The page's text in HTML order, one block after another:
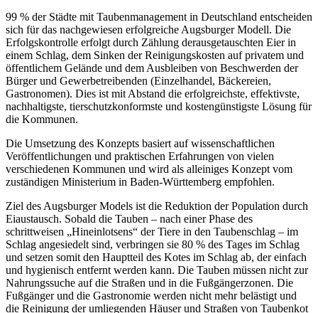
99 % der Städte mit Taubenmanagement in Deutschland entscheiden
sich für das nachgewiesen erfolgreiche Augsburger Modell. Die
Erfolgskontrolle erfolgt durch Zählung derausgetauschten Eier in
einem Schlag, dem Sinken der Reinigungskosten auf privatem und
öffentlichem Gelände und dem Ausbleiben von Beschwerden der
Bürger und Gewerbetreibenden (Einzelhandel, Bäckereien,
Gastronomen). Dies ist mit Abstand die erfolgreichste, effektivste,
nachhaltigste, tierschutzkonformste und kostengünstigste Lösung für
die Kommunen.
Die Umsetzung des Konzepts basiert auf wissenschaftlichen
Veröffentlichungen und praktischen Erfahrungen von vielen
verschiedenen Kommunen und wird als alleiniges Konzept vom
zuständigen Ministerium in Baden-Württemberg empfohlen.
Ziel des Augsburger Models ist die Reduktion der Population durch
Eiaustausch. Sobald die Tauben – nach einer Phase des
schrittweisen „Hineinlotsens“ der Tiere in den Taubenschlag – im
Schlag angesiedelt sind, verbringen sie 80 % des Tages im Schlag
und setzen somit den Hauptteil des Kotes im Schlag ab, der einfach
und hygienisch entfernt werden kann. Die Tauben müssen nicht zur
Nahrungssuche auf die Straßen und in die Fußgängerzonen. Die
Fußgänger und die Gastronomie werden nicht mehr belästigt und
die Reinigung der umliegenden Häuser und Straßen von Taubenkot